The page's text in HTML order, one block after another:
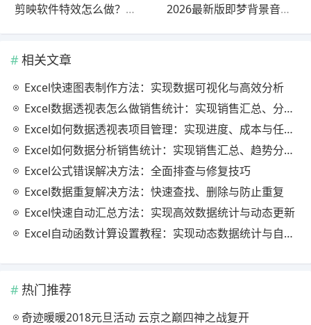
剪映软件特效怎么做？官方最新版问题解决教程（常见问题解决） 2026最新版即梦背景音乐快速上手教程教程｜最新方法
相关文章
Excel快速图表制作方法：实现数据可视化与高效分析
Excel数据透视表怎么做销售统计：实现销售汇总、分析与动态监控
Excel如何数据透视表项目管理：实现进度、成本与任务的高效分析
Excel如何数据分析销售统计：实现销售汇总、趋势分析与业绩优化
Excel公式错误解决方法：全面排查与修复技巧
Excel数据重复解决方法：快速查找、删除与防止重复
Excel快速自动汇总方法：实现高效数据统计与动态更新
Excel自动函数计算设置教程：实现动态数据统计与自动更新
热门推荐
奇迹暖暖2018元旦活动 云京之巅四神之战复开